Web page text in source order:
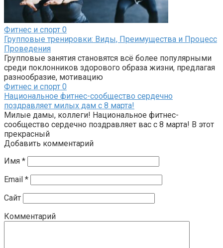
Фитнес и спорт 0
Групповые тренировки: Виды, Преимущества и Процесс
Проведения
Групповые занятия становятся всё более популярными
среди поклонников здорового образа жизни, предлагая
разнообразие, мотивацию
Фитнес и спорт 0
Национальное фитнес-сообщество сердечно
поздравляет милых дам с 8 марта!
Милые дамы, коллеги! Национальное фитнес-
сообщество сердечно поздравляет вас с 8 марта! В этот
прекрасный
Добавить комментарий
Имя *
Email *
Сайт
Комментарий